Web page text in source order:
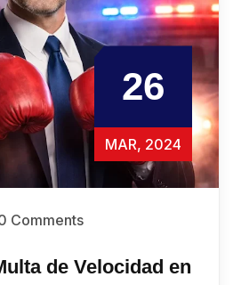
26
MAR, 2024
Comments
de Velocidad en